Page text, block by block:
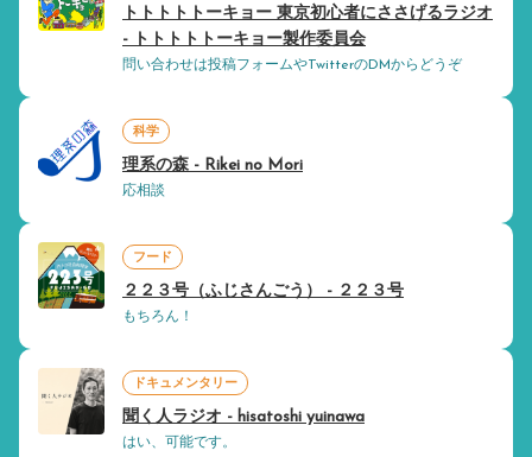
トトトトトーキョー 東京初心者にささげるラジオ
- トトトトトーキョー製作委員会
問い合わせは投稿フォームやTwitterのDMからどうぞ
科学
理系の森 - Rikei no Mori
応相談
フード
２２３号（ふじさんごう） - ２２３号
もちろん！
ドキュメンタリー
聞く人ラジオ - hisatoshi yuinawa
はい、可能です。